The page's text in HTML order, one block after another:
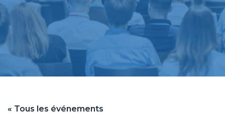
« Tous les événements